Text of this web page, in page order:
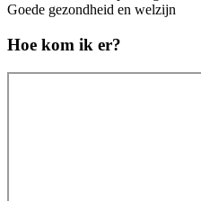
Goede gezondheid en welzijn
Hoe kom ik er?